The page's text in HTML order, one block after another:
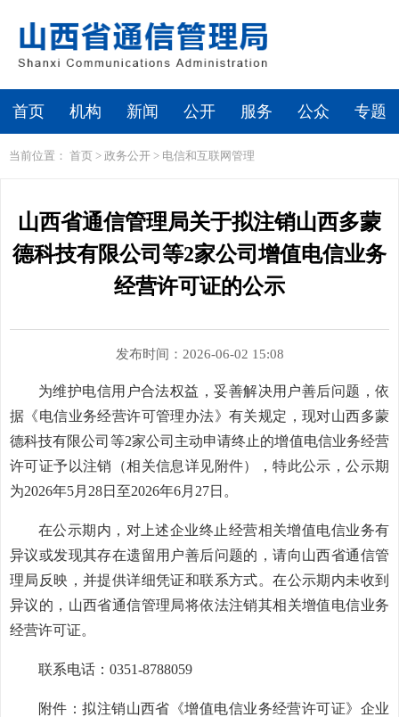
首页 机构 新闻 公开 服务 公众 专题
当前位置： 首页 > 政务公开 > 电信和互联网管理
山西省通信管理局关于拟注销山西多蒙
德科技有限公司等2家公司增值电信业务
经营许可证的公示
发布时间：2026-06-02 15:08
为维护电信用户合法权益，妥善解决用户善后问题，依
据《电信业务经营许可管理办法》有关规定，现对山西多蒙
德科技有限公司等2家公司主动申请终止的增值电信业务经营
许可证予以注销（相关信息详见附件），特此公示，公示期
为2026年5月28日至2026年6月27日。
在公示期内，对上述企业终止经营相关增值电信业务有
异议或发现其存在遗留用户善后问题的，请向山西省通信管
理局反映，并提供详细凭证和联系方式。在公示期内未收到
异议的，山西省通信管理局将依法注销其相关增值电信业务
经营许可证。
联系电话：0351-8788059
附件：拟注销山西省《增值电信业务经营许可证》企业